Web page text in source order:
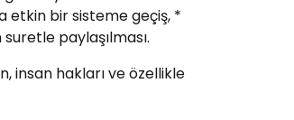
etkin bir sisteme geçiş, *
paylaşılması.
insan hakları ve özellikle